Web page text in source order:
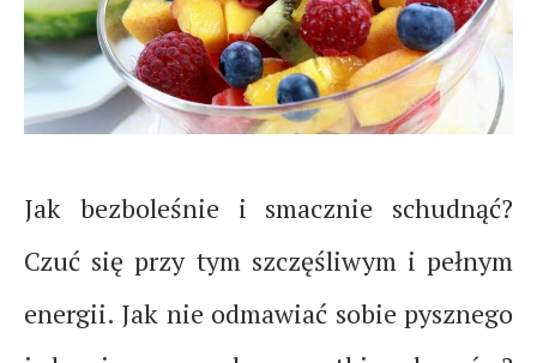
Jak bezboleśnie i smacznie schudnąć?
Czuć się przy tym szczęśliwym i pełnym
energii. Jak nie odmawiać sobie pysznego